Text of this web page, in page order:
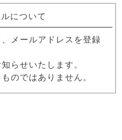
について
メールアドレスを登録
らせいたします。
のではありません。